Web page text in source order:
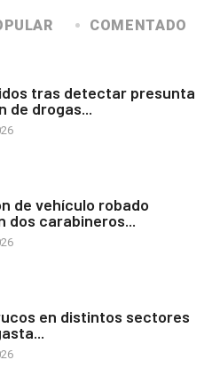
COMENTADO
tras detectar presunta
de drogas...
de vehículo robado
dos carabineros...
en distintos sectores